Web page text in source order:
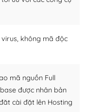
đàn cộng đồng
lên mạng và tìm
họ sẽ giúp bạn trả
không mã độc
mã nguồn Full
được nhân bản
cài đặt lên Hosting